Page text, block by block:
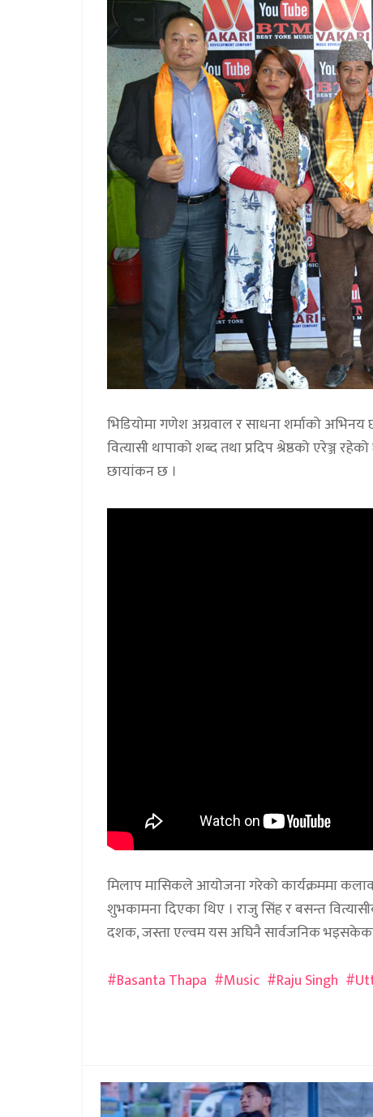
भिडियोमा गणेश अग्रवाल र साधना शर्माको
वित्यासी थापाको शब्द तथा प्रदिप श्रेष्ठको एरेञ्ज
छायांकन छ ।
मिलाप मासिकले आयोजना गरेको कार्यक्रममा
शुभकामना दिएका थिए । राजु सिंह र बसन्त
दशक, जस्ता एल्वम यस अघिनै सार्वजनिक
Basanta Thapa
Music Raju Singh